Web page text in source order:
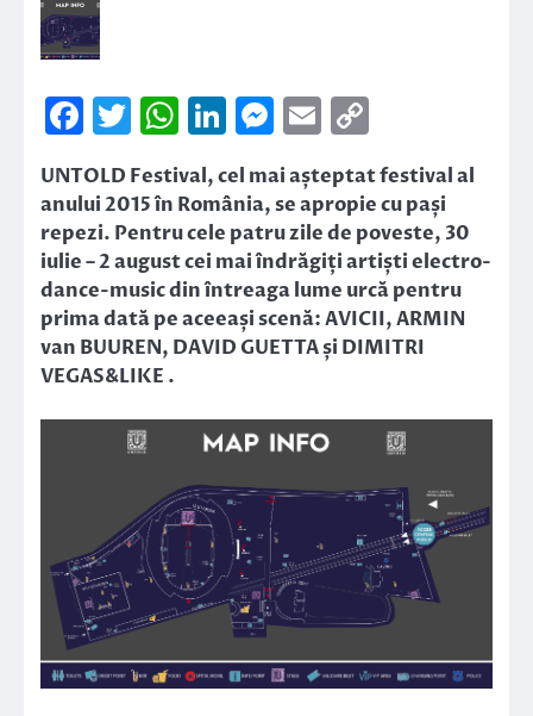
Facebook
Twitter
WhatsApp
LinkedIn
Messenger
Email
Link
UNTOLD Festival, cel mai așteptat festival al
anului 2015 în România, se apropie cu pași
repezi. Pentru cele patru zile de poveste, 30
iulie – 2 august cei mai îndrăgiți artiști electro-
dance-music din întreaga lume urcă pentru
prima dată pe aceeași scenă: AVICII, ARMIN
van BUUREN, DAVID GUETTA și DIMITRI
VEGAS&LIKE .